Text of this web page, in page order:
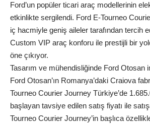
Ford’un popüler ticari araç modellerinin
etkinlikte sergilendi. Ford E-Tourneo
iç hacmiyle geniş aileler tarafından tercih
Custom VIP araç konforu ile prestijli bir
öne çıkıyor.
Tasarım ve mühendisliğinde Ford Otosan
Ford Otosan’ın Romanya’daki Craiova
Tourneo Courier Journey Türkiye’de
başlayan tavsiye edilen satış fiyatı ile
Tourneo Courier Journey’in başlıca